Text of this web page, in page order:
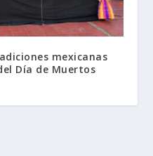
mexicanas
Día de Muertos